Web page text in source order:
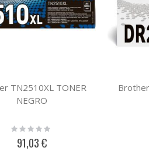
TN2510XL TONER
NEGRO
Rating:
91,03 €